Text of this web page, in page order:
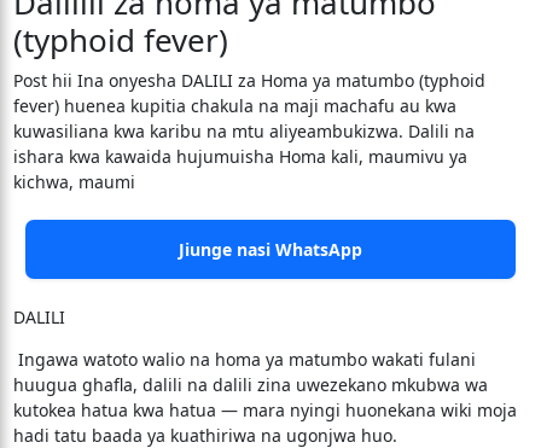
(typhoid fever)
Post hii Ina onyesha DALILI za Homa ya matumbo (typhoid
fever) huenea kupitia chakula na maji machafu au kwa
kuwasiliana kwa karibu na mtu aliyeambukizwa. Dalili na
ishara kwa kawaida hujumuisha Homa kali, maumivu ya
kichwa, maumi
Jiunge nasi WhatsApp
DALILI
Ingawa watoto walio na homa ya matumbo wakati fulani
huugua ghafla, dalili na dalili zina uwezekano mkubwa wa
kutokea hatua kwa hatua — mara nyingi huonekana wiki moja
hadi tatu baada ya kuathiriwa na ugonjwa huo.